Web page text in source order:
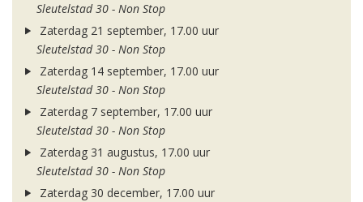
Sleutelstad 30 - Non Stop
Zaterdag 21 september, 17.00 uur
Sleutelstad 30 - Non Stop
Zaterdag 14 september, 17.00 uur
Sleutelstad 30 - Non Stop
Zaterdag 7 september, 17.00 uur
Sleutelstad 30 - Non Stop
Zaterdag 31 augustus, 17.00 uur
Sleutelstad 30 - Non Stop
Zaterdag 30 december, 17.00 uur